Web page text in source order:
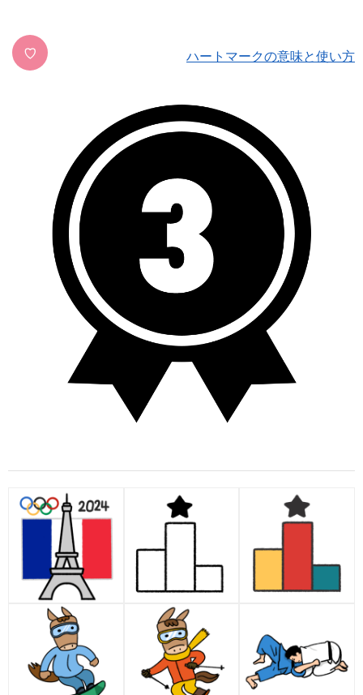
♡ ハートマークの意味と使い方